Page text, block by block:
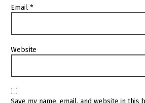
Email*
Website
Save my name, email, and website in